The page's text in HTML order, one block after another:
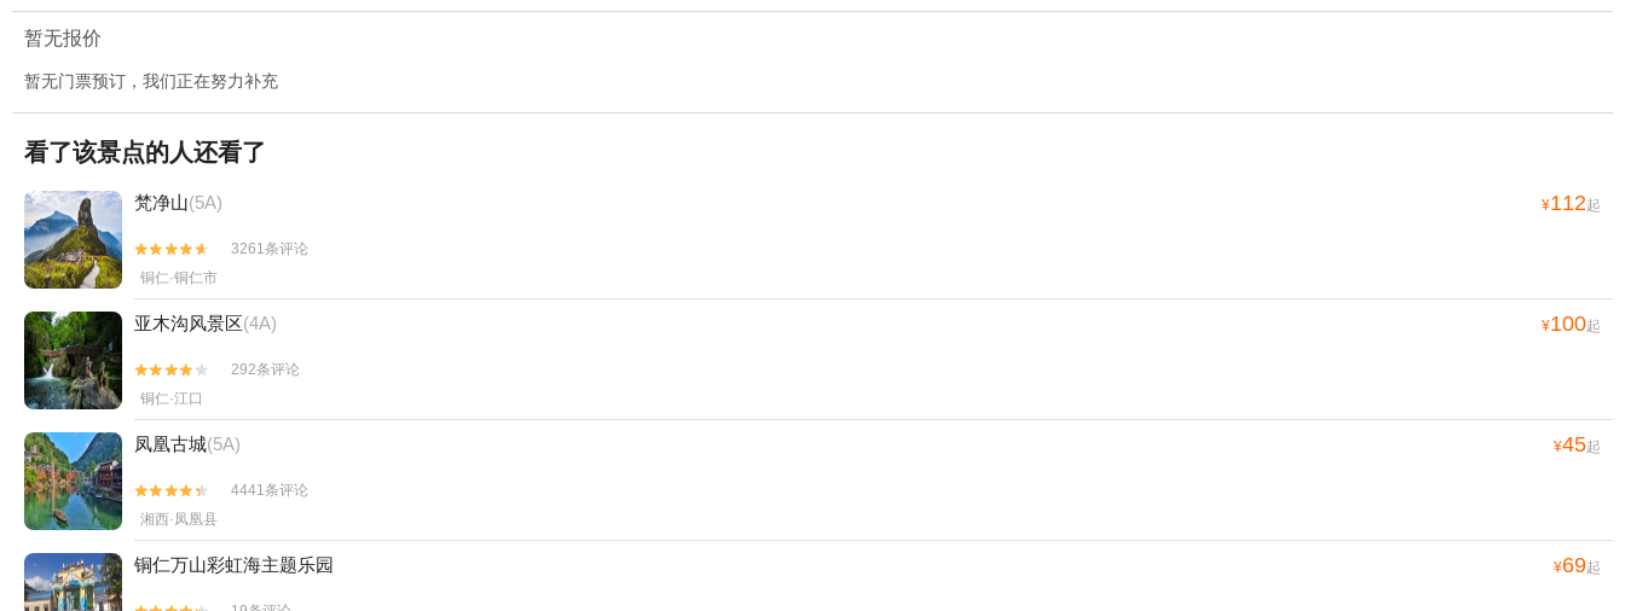
暂无报价
暂无门票预订，我们正在努力补充
看了该景点的人还看了
梵净山(5A) ¥112起


3261条评论
铜仁·铜仁市
亚木沟风景区(4A) ¥100起


292条评论
铜仁·江口
凤凰古城(5A) ¥45起


4441条评论
湘西·凤凰县
铜仁万山彩虹海主题乐园 ¥69起